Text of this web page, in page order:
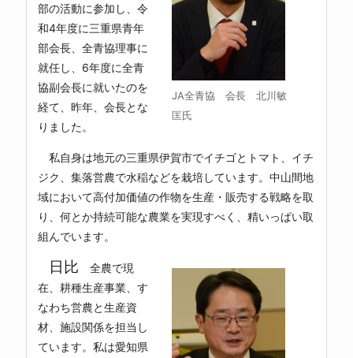
JA全青協 会長 北川敏
匡氏
部の活動に参加し、令
和4年度に三重県青年
部会長、全青協理事に
就任し、6年度に全青
協副会長に就いたのを
経て、昨年、会長とな
りました。
私自身は地元の三重県伊賀市でイチゴとトマト、イチ
ジク、集落営農で水稲などを栽培しています。中山間地
域において高付加価値の作物を生産・販売する戦略を取
り、何とか持続可能な農業を実現すべく、精いっぱい取
組んでいます。
日比 全農で現
在、耕種生産事業、す
なわち営農と生産資
材、施設関係を担当し
ています。私は愛知県